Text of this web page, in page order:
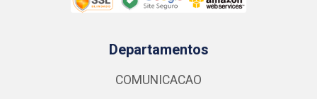
Departamentos
COMUNICACAO